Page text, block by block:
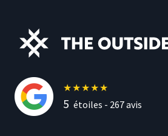
★★★★★
5 étoiles - 267avis